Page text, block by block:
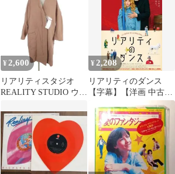
¥ 2,600
リアリティスタジオ
REALITY STUDIO ウー
プ S ピンクベージュ系
■TC
¥2,208
リアリティのダンス
【字幕】【洋画 中古
DVD】レンタル落ち